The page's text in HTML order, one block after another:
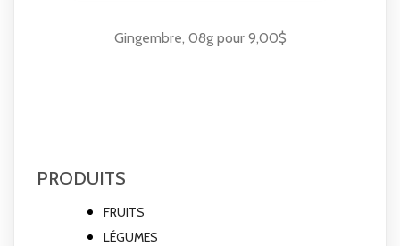
Gingembre, 08g pour 9,00$
PRODUITS
FRUITS
LÉGUMES